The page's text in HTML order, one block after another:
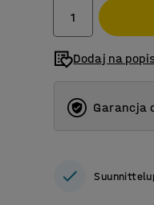
Dodaj na
Garancja